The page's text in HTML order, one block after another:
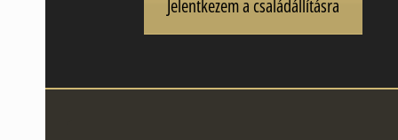
Jelentkezem a családállításra